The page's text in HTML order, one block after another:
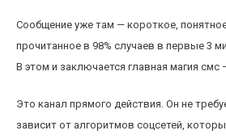
Сообщение уже там — короткое,
прочитанное в 98% случаев в первые 3
В этом и заключается главная магия смс
Это канал прямого действия. Он не
зависит от алгоритмов соцсетей,